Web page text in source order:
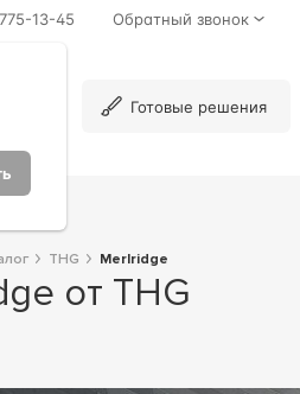
13-45 Обратный звонок
Готовые решения
THG Merlridge
от THG